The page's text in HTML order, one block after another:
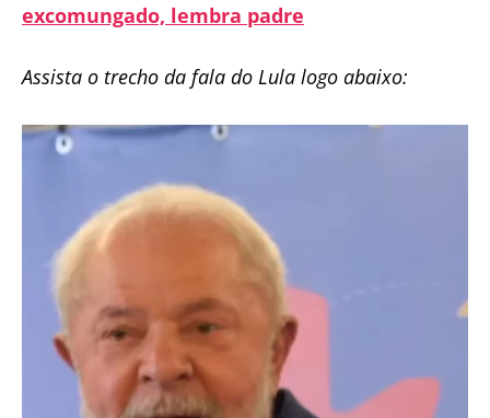
excomungado, lembra padre
Assista o trecho da fala do Lula logo abaixo: